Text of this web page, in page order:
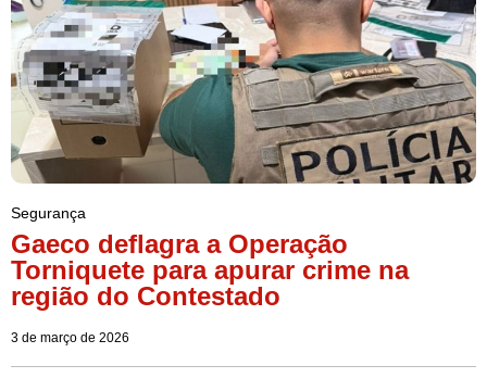
Segurança
Gaeco deflagra a Operação
Torniquete para apurar crime na
região do Contestado
3 de março de 2026